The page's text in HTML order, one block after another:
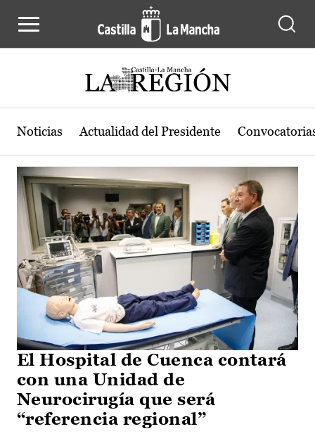
Actualidad de la región de Castilla-
Noticias Actualidad del Presidente
El Hospital de Cuenca contará
con una Unidad de
Neurocirugía que será
“referencia regional”